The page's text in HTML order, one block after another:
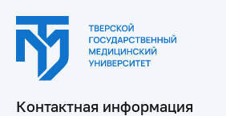
Контактная информация